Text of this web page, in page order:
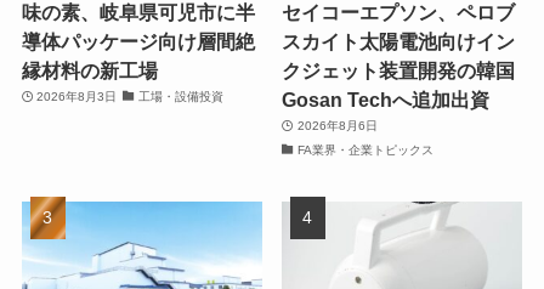
味の素、岐阜県可児市に半
導体パッケージ向け層間絶
縁材料の新工場
2026年8月3日 工場・設備投資
セイコーエプソン、ペロブ
スカイト太陽電池向けイン
クジェット装置開発の韓国
Gosan Techへ追加出資
2026年8月6日
FA業界・企業トピックス